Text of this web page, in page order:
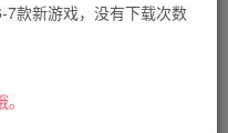
款新游戏，没有下载次数